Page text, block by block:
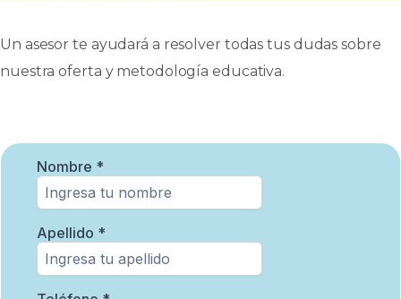
Un asesor te ayudará a resolver todas tus dudas sobre
nuestra oferta y metodología educativa.